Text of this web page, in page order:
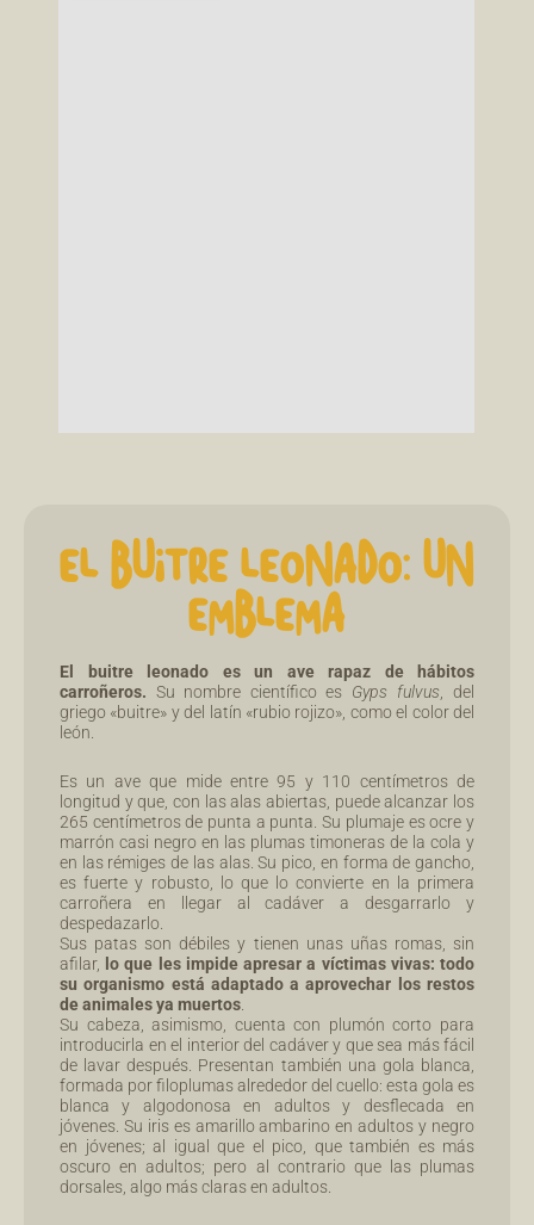
EL BUITRE LEONADO: UN
EMBLEMA
El buitre leonado es un ave rapaz de hábitos
carroñeros. Su nombre científico es Gyps fulvus , del
griego «buitre» y del latín «rubio rojizo», como el color del
león.
Es un ave que mide entre 95 y 110 centímetros de
longitud y que, con las alas abiertas, puede alcanzar los
265 centímetros de punta a punta. Su plumaje es ocre y
marrón casi negro en las plumas timoneras de la cola y
en las rémiges de las alas. Su pico, en forma de gancho,
es fuerte y robusto, lo que lo convierte en la primera
carroñera en llegar al cadáver a desgarrarlo y
despedazarlo.
Sus patas son débiles y tienen unas uñas romas, sin
afilar,
lo que les impide apresar a víctimas vivas: todo
su organismo está adaptado a aprovechar los restos
de animales ya muertos
Su cabeza, asimismo, cuenta con plumón corto para
introducirla en el interior del cadáver y que sea más fácil
de lavar después. Presentan también una gola blanca,
formada por filoplumas alrededor del cuello: esta gola es
blanca y algodonosa en adultos y desflecada en
jóvenes. Su iris es amarillo ambarino en adultos y negro
en jóvenes; al igual que el pico, que también es más
oscuro en adultos; pero al contrario que las plumas
dorsales, algo más claras en adultos.